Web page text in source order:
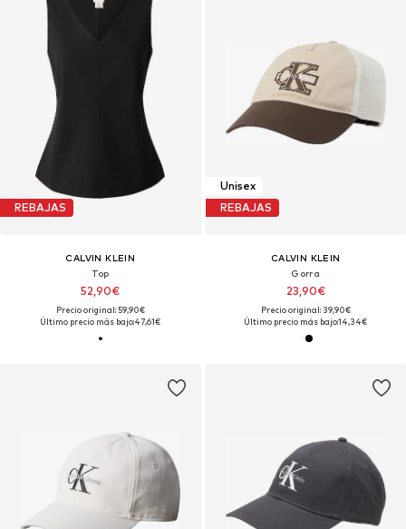
REBAJAS
CALVIN KLEIN
Top
52,90€
Precio original: 59,90€
Último precio más bajo:47,61€
Unisex
REBAJAS
CALVIN KLEIN
Gorra
23,90€
Precio original: 39,90€
Último precio más bajo:14,34€